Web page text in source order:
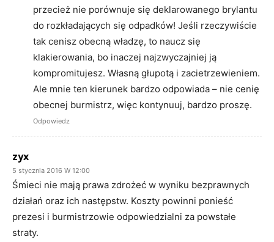
przecież nie porównuje się deklarowanego brylantu
do rozkładających się odpadków! Jeśli rzeczywiście
tak cenisz obecną władzę, to naucz się
klakierowania, bo inaczej najzwyczajniej ją
kompromitujesz. Własną głupotą i zacietrzewieniem.
Ale mnie ten kierunek bardzo odpowiada – nie cenię
obecnej burmistrz, więc kontynuuj, bardzo proszę.
Odpowiedz
zyx
5 stycznia 2016 W 12:00
Śmieci nie mają prawa zdrożeć w wyniku bezprawnych
działań oraz ich następstw. Koszty powinni ponieść
prezesi i burmistrzowie odpowiedzialni za powstałe
straty.